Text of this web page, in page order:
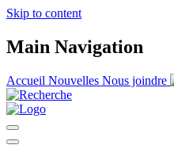
Skip to content
Main Navigation
Accueil Nouvelles Nous joindre